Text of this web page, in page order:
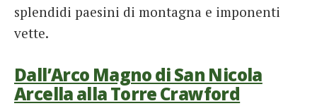
splendidi paesini di montagna e imponenti
vette.
Dall’Arco Magno di San Nicola
Arcella alla Torre Crawford